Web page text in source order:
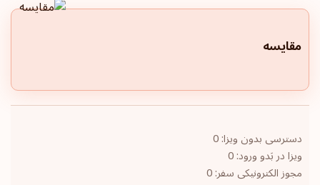
مقایسه
دسترسی بدون ویزا: 0
ویزا در بَدو ورود: 0
مجوز الکترونیکی سفر: 0